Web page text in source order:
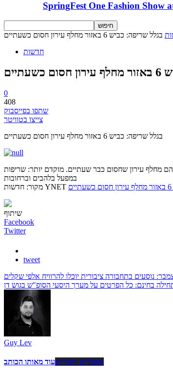
SpringFest One Fashion Show
בגלל שריפה: כביש 6 באזור מחלף עירון חסום כשעתיים
חדשות
0
408
שתפו בפייסבוק
צייצו בטוויטר
בגלל שריפה: כביש 6 באזור מחלף עירון חסום כשעתיים
מחלף עירון שחסום כבר שעתיים. מוקדם יותר: שריפות
במפעל בלהבים וברחובות
מקור: חדשות YNET
שיתוף
Facebook
Twitter
tweet
נוסעים בתחבורה ציבורית יוכלו להרוויח אלפי שקלים
בחינם: כל הפרטים על מערך היסעי הסופ"ש בגוש דן
Guy Lev
מאמרים קשוריםעוד מאותו הכותב